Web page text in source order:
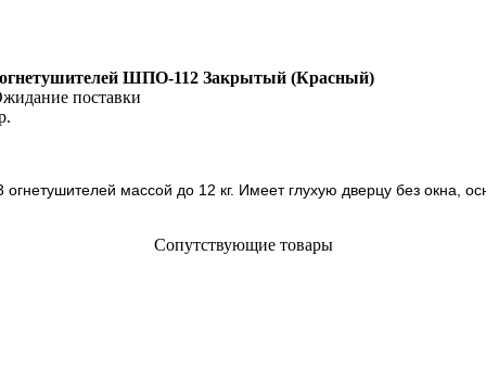
ШПО-112 Закрытый (Красный)
поставки
массой до 12 кг. Имеет глухую дверцу без окна,
Сопутствующие товары